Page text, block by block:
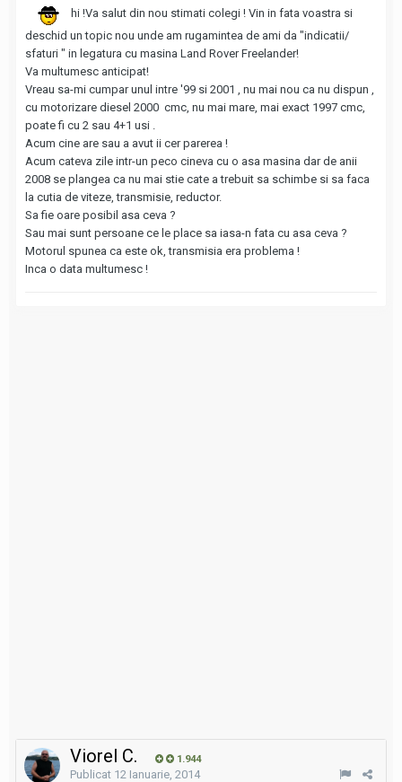
hi !Va salut din nou stimati colegi ! Vin in fata voastra si
deschid un topic nou unde am rugamintea de ami da "indicatii/
sfaturi " in legatura cu masina Land Rover Freelander!
Va multumesc anticipat!
Vreau sa-mi cumpar unul intre '99 si 2001 , nu mai nou ca nu dispun ,
cu motorizare diesel 2000 cmc, nu mai mare, mai exact 1997 cmc,
poate fi cu 2 sau 4+1 usi .
Acum cine are sau a avut ii cer parerea !
Acum cateva zile intr-un peco cineva cu o asa masina dar de anii
2008 se plangea ca nu mai stie cate a trebuit sa schimbe si sa faca
la cutia de viteze, transmisie, reductor.
Sa fie oare posibil asa ceva ?
Sau mai sunt persoane ce le place sa iasa-n fata cu asa ceva ?
Motorul spunea ca este ok, transmisia era problema !
Inca o data multumesc !
Viorel C. 1.944
Publicat 12 Ianuarie, 2014